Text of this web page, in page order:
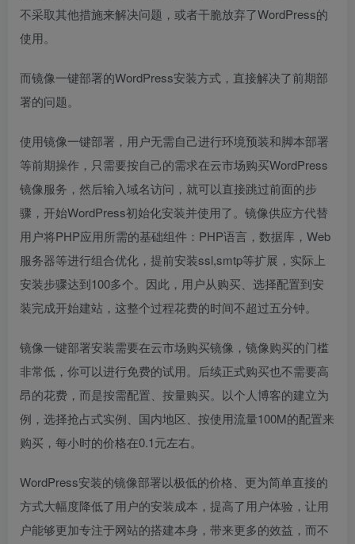
不采取其他措施来解决问题，或者干脆放弃了WordPress的
使用。
而镜像一键部署的WordPress安装方式，直接解决了前期部
署的问题。
使用镜像一键部署，用户无需自己进行环境预装和脚本部署
等前期操作，只需要按自己的需求在云市场购买WordPress
镜像服务，然后输入域名访问，就可以直接跳过前面的步
骤，开始WordPress初始化安装并使用了。镜像供应方代替
用户将PHP应用所需的基础组件：PHP语言，数据库，Web
服务器等进行组合优化，提前安装ssl,smtp等扩展，实际上
安装步骤达到100多个。因此，用户从购买、选择配置到安
装完成开始建站，这整个过程花费的时间不超过五分钟。
镜像一键部署安装需要在云市场购买镜像，镜像购买的门槛
非常低，你可以进行免费的试用。后续正式购买也不需要高
昂的花费，而是按需配置、按量购买。以个人博客的建立为
例，选择抢占式实例、国内地区、按使用流量100M的配置来
购买，每小时的价格在0.1元左右。
WordPress安装的镜像部署以极低的价格、更为简单直接的
方式大幅度降低了用户的安装成本，提高了用户体验，让用
户能够更加专注于网站的搭建本身，带来更多的效益，而不